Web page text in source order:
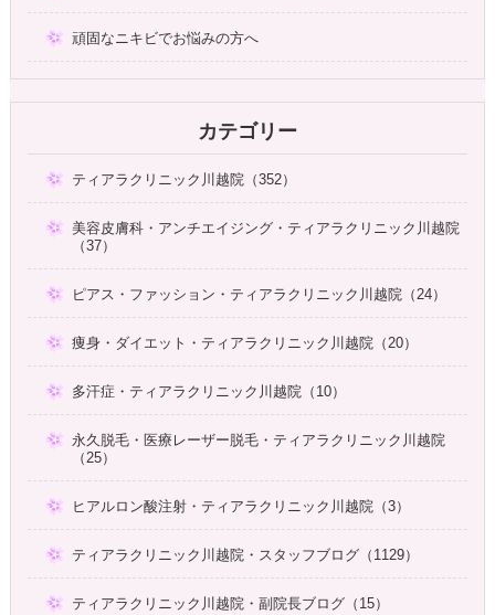
頑固なニキビでお悩みの方へ
カテゴリー
ティアラクリニック川越院（352）
美容皮膚科・アンチエイジング・ティアラクリニック川越院
（37）
ピアス・ファッション・ティアラクリニック川越院（24）
痩身・ダイエット・ティアラクリニック川越院（20）
多汗症・ティアラクリニック川越院（10）
永久脱毛・医療レーザー脱毛・ティアラクリニック川越院
（25）
ヒアルロン酸注射・ティアラクリニック川越院（3）
ティアラクリニック川越院・スタッフブログ（1129）
ティアラクリニック川越院・副院長ブログ（15）